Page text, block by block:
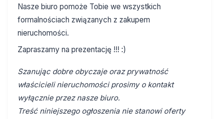
Nasze biuro pomoże Tobie we wszystkich
formalnościach związanych z zakupem
nieruchomości.
Zapraszamy na prezentację !!! :)
Szanując dobre obyczaje oraz prywatność
właścicieli nieruchomości prosimy o kontakt
wyłącznie przez nasze biuro.
Treść niniejszego ogłoszenia nie stanowi oferty